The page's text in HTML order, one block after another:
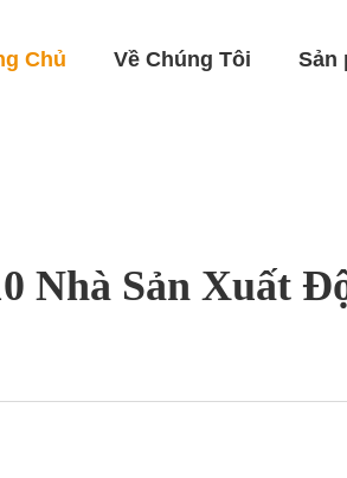
Chủ Về Chúng Tôi Sản
Nhà Sản Xuất